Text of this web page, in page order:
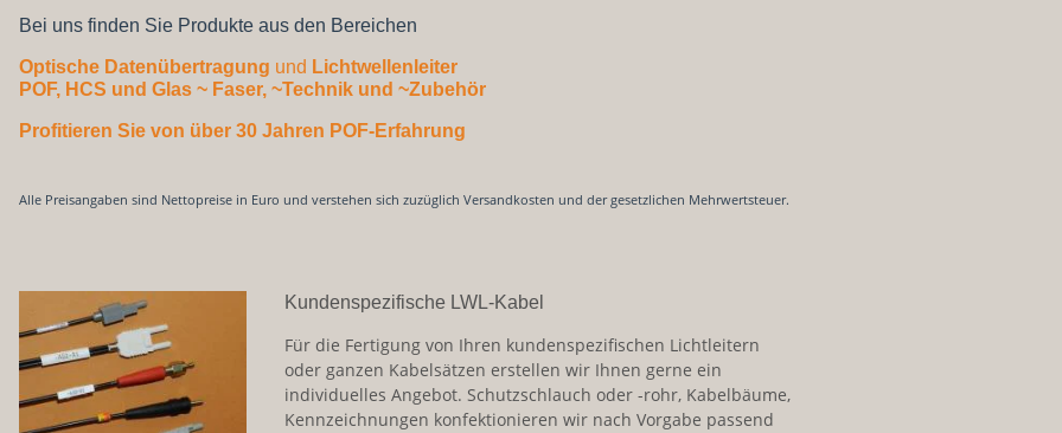
Bei uns finden Sie Produkte aus den Bereichen
Optische Datenübertragung und Lichtwellenleiter
POF, HCS und Glas ~ Faser, ~Technik und ~Zubehör
Profitieren Sie von über 30 Jahren POF-Erfahrung
Alle Preisangaben sind Nettopreise in Euro und verstehen sich zuzüglich Versandkosten und der gesetzlichen Mehrwertsteuer.
Kundenspezifische LWL-Kabel
Für die Fertigung von Ihren kundenspezifischen Lichtleitern
oder ganzen Kabelsätzen erstellen wir Ihnen gerne ein
individuelles Angebot. Schutzschlauch oder -rohr, Kabelbäume,
Kennzeichnungen konfektionieren wir nach Vorgabe passend